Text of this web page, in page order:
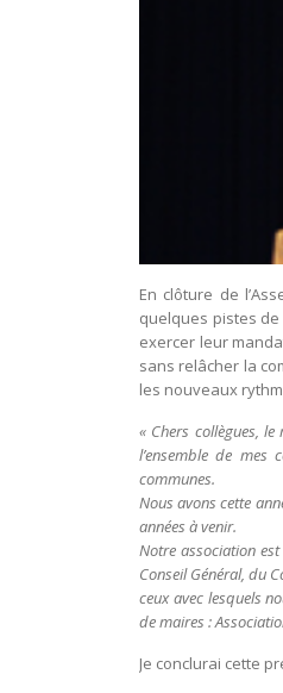
En clôture de
quelques pistes
exercer leur
sans relâcher la
les nouveaux
« Chers collègues,
l’ensemble de mes
communes.
Nous avons cette
années à venir.
Notre association
Conseil Général, du
ceux avec lesquels
de maires :
Je conclurai cette